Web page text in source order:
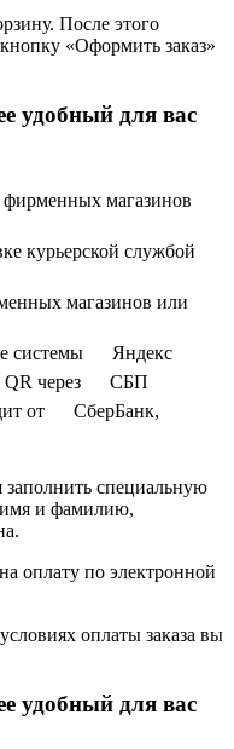
После этого
«Оформить заказ»
удобный для вас
магазинов
курьерской службой
магазинов или
системы
Яндекс
через
СБП
от
СберБанк,
заполнить специальную
имя и фамилию,
оплату по электронной
оплаты заказа вы
удобный для вас